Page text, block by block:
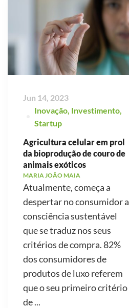
Jun 14, 2023
Inovação Investimento
Startup
Agricultura celular em prol
da bioprodução de couro de
animais exóticos
MARIA JOÃO MAIA
Atualmente, começa a
despertar no consumidor a
consciência sustentável
que se traduz nos seus
critérios de compra. 82%
dos consumidores de
produtos de luxo referem
que o seu primeiro critério
de ...